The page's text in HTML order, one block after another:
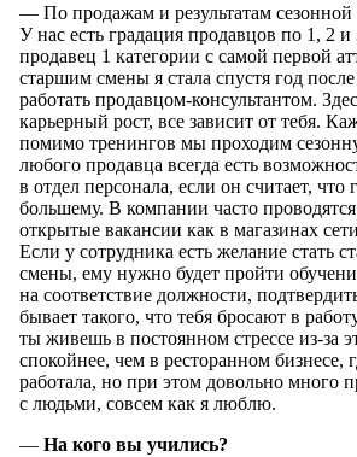
— По продажам и результатам сезонной
У нас есть градация продавцов по 1, 2
продавец 1 категории с самой первой
старшим смены я стала спустя год
работать продавцом-консультантом.
карьерный рост, все зависит от тебя.
помимо тренингов мы проходим
любого продавца всегда есть
в отдел персонала, если он считает, что
большему. В компании часто
открытые вакансии как в магазинах
Если у сотрудника есть желание стать
смены, ему нужно будет пройти
на соответствие должности,
бывает такого, что тебя бросают в
ты живешь в постоянном стрессе из-за
спокойнее, чем в ресторанном бизнесе,
работала, но при этом довольно много
с людьми, совсем как я люблю.
— На кого вы учились?